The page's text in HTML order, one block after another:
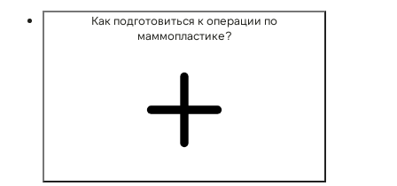
Как подготовиться к операции по
маммопластике?